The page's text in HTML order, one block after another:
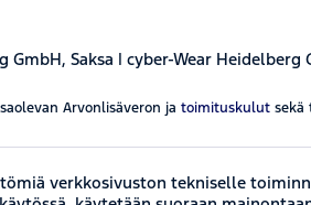
Saksa | cyber-Wear
Arvonlisäveron ja toimituskulutsekä
verkkosivuston tekniselle